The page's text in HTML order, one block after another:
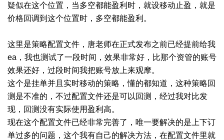
疑似在这个位置，当多空都能盈利时，就设移动止盈，就是
价格回调到这个位置时，多空都能盈利。
这里是策略配置文件，唐老师在正式发布之前已经提前给我
ea，我也测试了一段时间，效果非常好，比那个资管的账号
效果还好，过段时间我把账号放上来观摩。
这个是挂单并且实时移动的策略，懂的都知道，这种策略回
测是不准的，不过配置文件还是可以回测，经过我对比发
现，回测没有实际使用盈利高。
现在这个配置文件已经非常完善了，唯一要解决的是上下订
单过多的问题，这个我有自己的解决方法，在配置文件里就